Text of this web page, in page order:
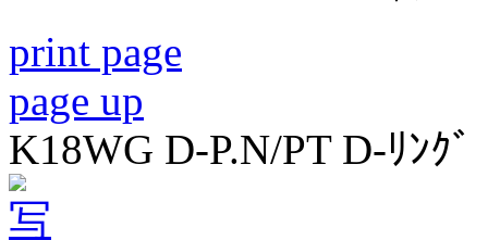
print page
page up
K18WG D-P.N/PT D-ﾘﾝｸﾞ